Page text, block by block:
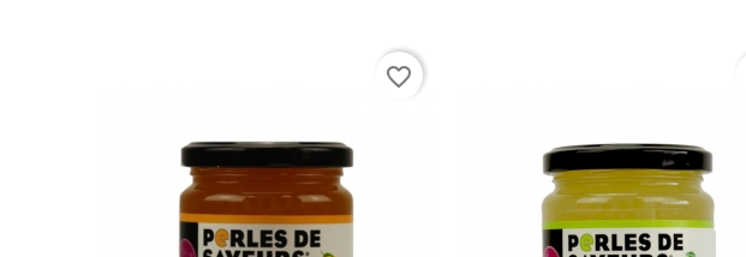
favorite_border